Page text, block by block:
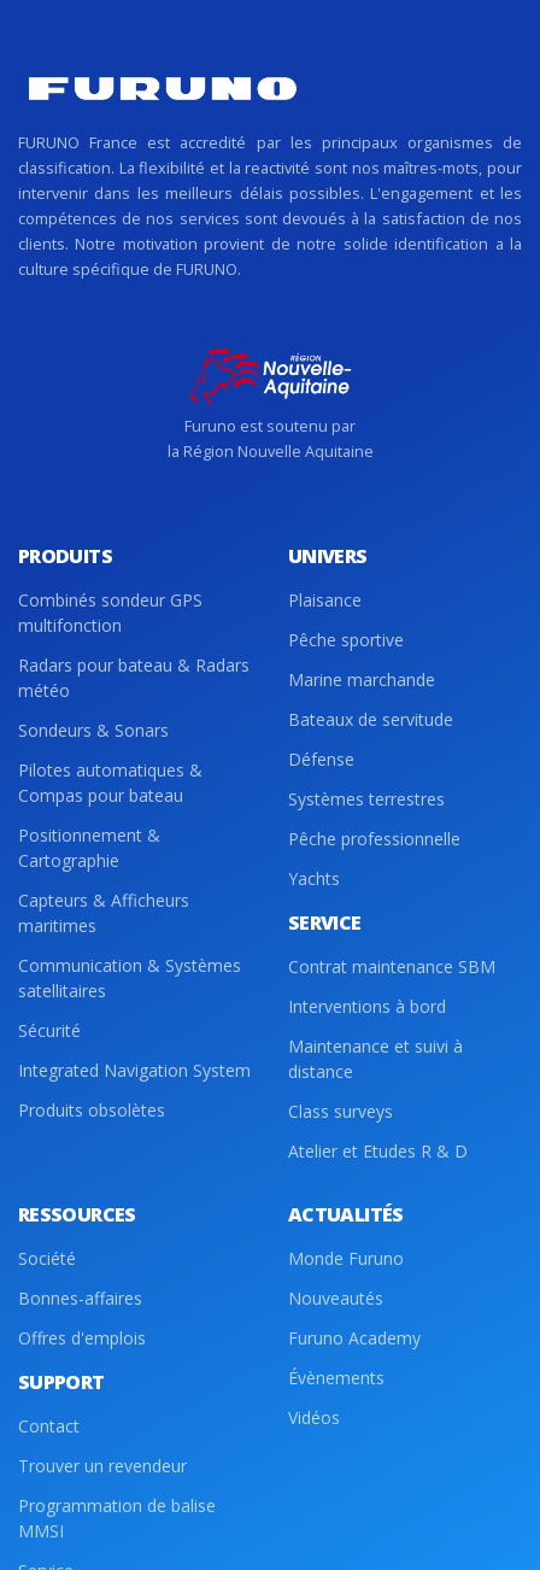
FURUNO France est accredité par les principaux organismes de
classification. La flexibilité et la reactivité sont nos maîtres-mots, pour
intervenir dans les meilleurs délais possibles. L'engagement et les
compétences de nos services sont devoués à la satisfaction de nos
clients. Notre motivation provient de notre solide identification a la
culture spécifique de FURUNO.
Furuno est soutenu par
la Région Nouvelle Aquitaine
PRODUITS
Combinés sondeur GPS
multifonction
Radars pour bateau & Radars
météo
Sondeurs & Sonars
Pilotes automatiques &
Compas pour bateau
Positionnement &
Cartographie
Capteurs & Afficheurs
maritimes
Communication & Systèmes
satellitaires
Sécurité
Integrated Navigation System
Produits obsolètes
UNIVERS
Plaisance
Pêche sportive
Marine marchande
Bateaux de servitude
Défense
Systèmes terrestres
Pêche professionnelle
Yachts
SERVICE
Contrat maintenance SBM
Interventions à bord
Maintenance et suivi à
distance
Class surveys
Atelier et Etudes R & D
RESSOURCES
Société
Bonnes-affaires
Offres d'emplois
SUPPORT
Contact
Trouver un revendeur
Programmation de balise
MMSI
ACTUALITÉS
Monde Furuno
Nouveautés
Furuno Academy
Évènements
Vidéos